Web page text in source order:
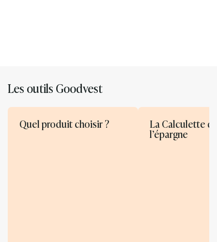
Les outils Goodvest
Quel produit choisir ? La Calculette
l’épargne